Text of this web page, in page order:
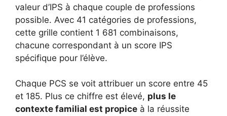
valeur d’IPS à chaque couple de professions
possible. Avec 41 catégories de professions,
cette grille contient 1 681 combinaisons,
chacune correspondant à un score IPS
spécifique pour l’élève.
Chaque PCS se voit attribuer un score entre 45
et 185. Plus ce chiffre est élevé, plus le
contexte familial est propice à la réussite